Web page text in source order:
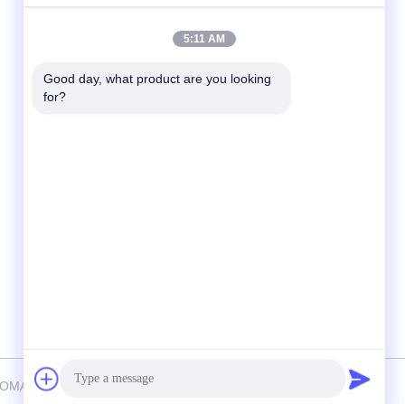
Schnelle Kontaktaufnahme
Telefon
MEIGE FURNITURE CO.,LTD . Alle Rechte vorbehalten.
5:11 AM
Good day, what product are you looking
for?